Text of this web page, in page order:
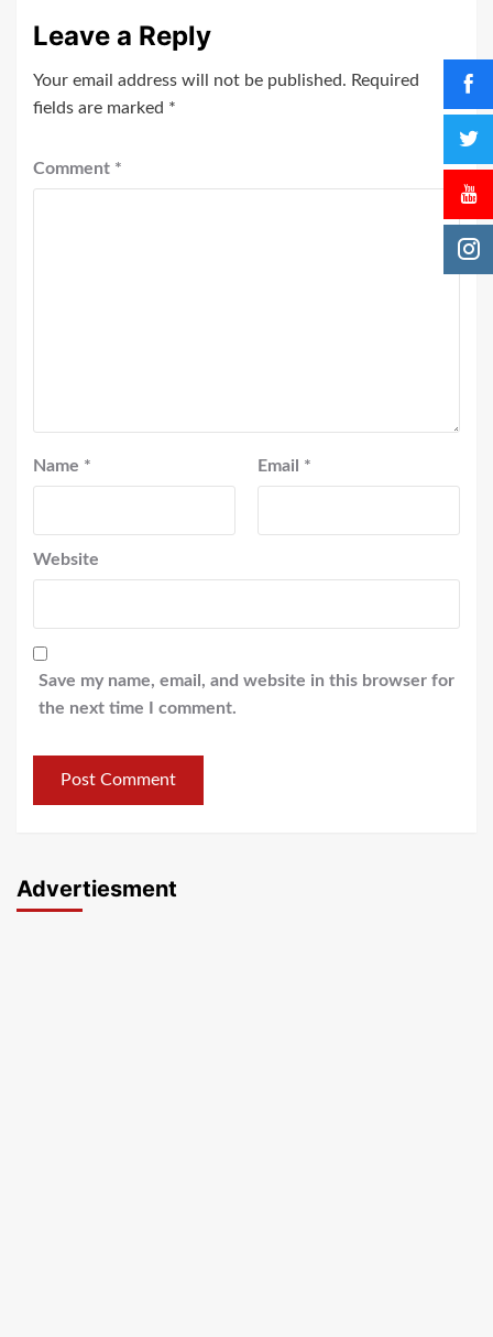
Leave a Reply
Your email address will not be published. Required
fields are marked *
Comment *
Name * Email *
Website
Save my name, email, and website in this browser for
the next time I comment.
Advertiesment